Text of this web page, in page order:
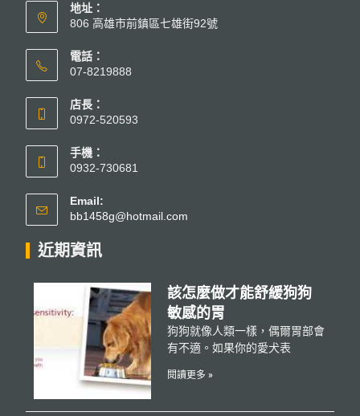
地址：
806 高雄市前鎮區七雄街92號
電話：
07-8219888
店長：
0972-520593
手機：
0932-730681
Email:
bb1458g@hotmail.com
近期資訊
該怎麼做才能舒緩狗狗
敏感的胃
狗狗就像人類一樣，偶爾胃部會
有不適。如果你的愛犬表
閱讀更多 »